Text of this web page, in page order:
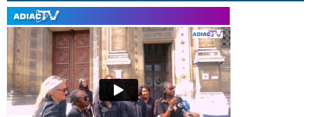
09-08-2026 17:26
Afrique-MondeÉducation catholique : le Scéam
veut bâtir une stratégie africaine à l’horizon 2031
09-08-2026 15:28
Afrique-MondeCrise migratoire : l’UE salue
l’action conjointe du Maroc et de l’Espagne